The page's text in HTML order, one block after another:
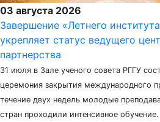
03 августа 2026
Завершение «Летнего
укрепляет статус ведущего
партнерства
31 июля в Зале ученого совета РГГУ
церемония закрытия международного
течение двух недель молодые
стран проходили интенсивное